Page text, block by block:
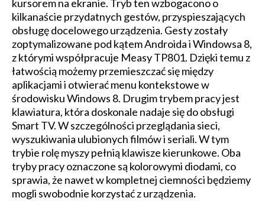
kursorem na ekranie. Tryb ten wzbogacono o
kilkanaście przydatnych gestów, przyspieszających
obsługę docelowego urządzenia. Gesty zostały
zoptymalizowane pod kątem Androida i Windowsa 8,
z którymi współpracuje Measy TP801. Dzięki temu z
łatwością możemy przemieszczać się między
aplikacjami i otwierać menu kontekstowe w
środowisku Windows 8. Drugim trybem pracy jest
klawiatura, która doskonale nadaje się do obsługi
Smart TV. W szczególności przeglądania sieci,
wyszukiwania ulubionych filmów i seriali. W tym
trybie rolę myszy pełnią klawisze kierunkowe. Oba
tryby pracy oznaczone są kolorowymi diodami, co
sprawia, że nawet w kompletnej ciemności będziemy
mogli swobodnie korzystać z urządzenia.